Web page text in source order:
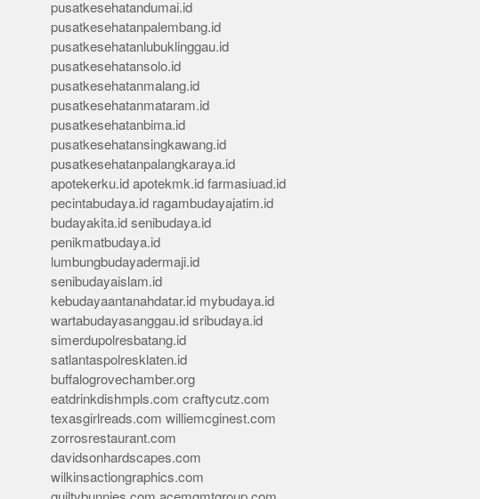
pusatkesehatandumai.id
pusatkesehatanpalembang.id
pusatkesehatanlubuklinggau.id
pusatkesehatansolo.id
pusatkesehatanmalang.id
pusatkesehatanmataram.id
pusatkesehatanbima.id
pusatkesehatansingkawang.id
pusatkesehatanpalangkaraya.id
apotekerku.id apotekmk.id farmasiuad.id
pecintabudaya.id ragambudayajatim.id
budayakita.id senibudaya.id
penikmatbudaya.id
lumbungbudayadermaji.id
senibudayaislam.id
kebudayaantanahdatar.id mybudaya.id
wartabudayasanggau.id sribudaya.id
simerdupolresbatang.id
satlantaspolresklaten.id
buffalogrovechamber.org
eatdrinkdishmpls.com craftycutz.com
texasgirlreads.com williemcginest.com
zorrosrestaurant.com
davidsonhardscapes.com
wilkinsactiongraphics.com